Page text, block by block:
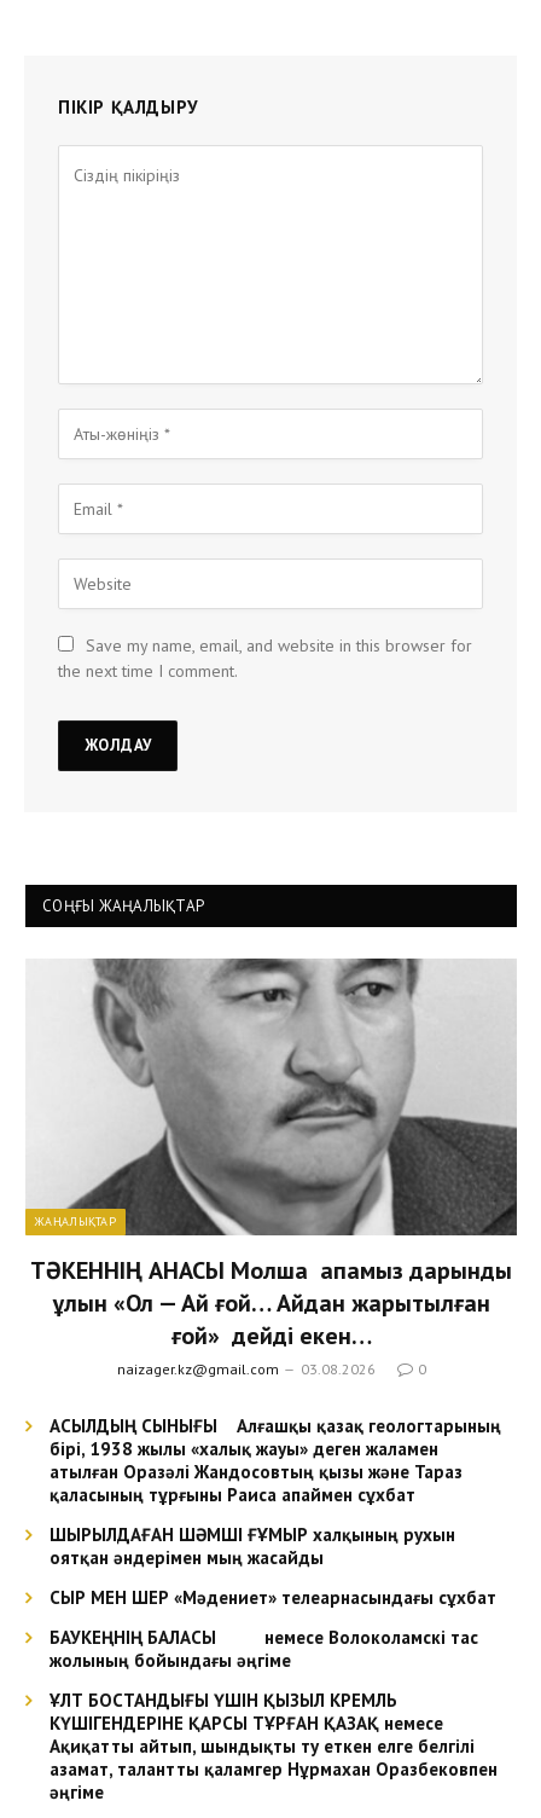
ПІКІР ҚАЛДЫРУ
Save my name, email, and website in this browser for
the next time I comment.
СОҢҒЫ ЖАҢАЛЫҚТАР
ЖАҢАЛЫҚТАР
ТӘКЕННІҢ АНАСЫ Молша апамыз дарынды
ұлын «Ол — Ай ғой… Айдан жарытылған
ғой» дейді екен…
naizager.kz@gmail.com 03.08.2026 0
АСЫЛДЫҢ СЫНЫҒЫ Алғашқы қазақ геологтарының
бірі, 1938 жылы «халық жауы» деген жаламен
атылған Оразәлі Жандосовтың қызы және Тараз
қаласының тұрғыны Раиса апаймен сұхбат
ШЫРЫЛДАҒАН ШӘМШІ ҒҰМЫР халқының рухын
оятқан әндерімен мың жасайды
СЫР МЕН ШЕР «Мәдениет» телеарнасындағы сұхбат
БАУКЕҢНІҢ БАЛАСЫ немесе Волоколамскі тас
жолының бойындағы әңгіме
ҰЛТ БОСТАНДЫҒЫ ҮШІН ҚЫЗЫЛ КРЕМЛЬ
КҮШІГЕНДЕРІНЕ ҚАРСЫ ТҰРҒАН ҚАЗАҚ немесе
Ақиқатты айтып, шындықты ту еткен елге белгілі
азамат, талантты қаламгер Нұрмахан Оразбековпен
әңгіме